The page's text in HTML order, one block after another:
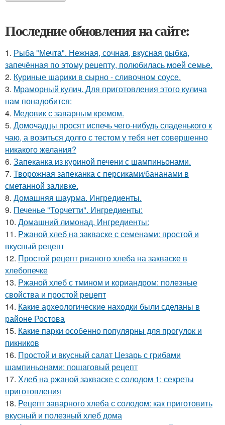
Последние обновления на сайте:
1. Рыба "Мечта". Нежная, сочная, вкусная рыбка,
запечённая по этому рецепту, полюбилась моей семье.
2. Куриные шарики в сырно - сливочном соусе.
3. Мраморный кулич. Для приготовления этого кулича
нам понадобится:
4. Медовик с заварным кремом.
5. Домочадцы просят испечь чего-нибудь сладенького к
чаю, а возиться долго с тестом у тебя нет совершенно
никакого желания?
6. Запеканка из куриной печени с шампиньонами.
7. Творожная запеканка с персиками/бананами в
сметанной заливке.
8. Домашняя шаурма. Ингредиенты.
9. Печенье "Торчетти". Ингредиенты:
10. Домашний лимонад. Ингредиенты:
11. Ржаной хлеб на закваске с семенами: простой и
вкусный рецепт
12. Простой рецепт ржаного хлеба на закваске в
хлебопечке
13. Ржаной хлеб с тмином и кориандром: полезные
свойства и простой рецепт
14. Какие археологические находки были сделаны в
районе Ростова
15. Какие парки особенно популярны для прогулок и
пикников
16. Простой и вкусный салат Цезарь с грибами
шампиньонами: пошаговый рецепт
17. Хлеб на ржаной закваске с солодом 1: секреты
приготовления
18. Рецепт заварного хлеба с солодом: как приготовить
вкусный и полезный хлеб дома